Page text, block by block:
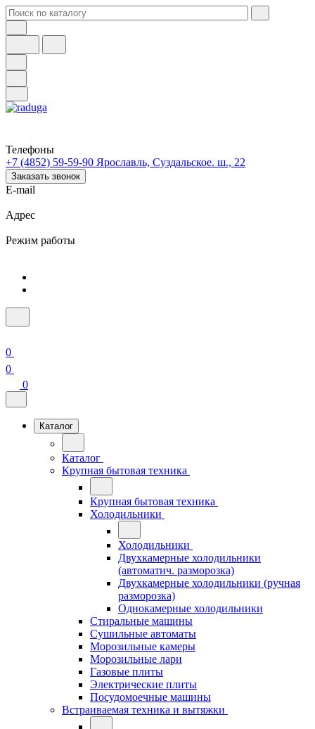
Телефоны
+7 (4852) 59-59-90 Ярославль, Суздальское. ш., 22
Заказать звонок
E-mail
Адрес
Режим работы
0
0
0
Каталог
Каталог
Крупная бытовая техника
Крупная бытовая техника
Холодильники
Холодильники
Двухкамерные холодильники
(автоматич. разморозка)
Двухкамерные холодильники (ручная
разморозка)
Однокамерные холодильники
Стиральные машины
Сушильные автоматы
Морозильные камеры
Морозильные лари
Газовые плиты
Электрические плиты
Посудомоечные машины
Встраиваемая техника и вытяжки